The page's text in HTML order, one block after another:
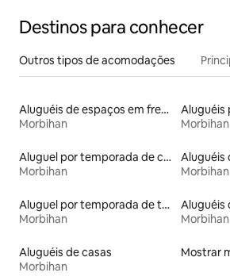
Destinos para conhecer
Outros tipos de acomodações
Aluguéis de espaços em frente à praia
Morbihan
Morbihan
Aluguel por temporada de casas na terra
Morbihan
Aluguéis
Morbihan
Aluguel por temporada de townhouses
Morbihan
Morbihan
Aluguéis de casas
Morbihan
Mostrar